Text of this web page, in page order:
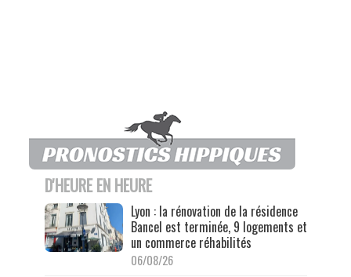
D'HEURE EN HEURE
Lyon : la rénovation de la résidence
Bancel est terminée, 9 logements et
un commerce réhabilités
06/08/26